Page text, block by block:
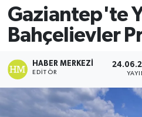
Gaziantep'te
Bahçelievler
HABER MERKEZI
EDITÖR
YAŞAM
Son Dakika Haberleri
Haber Arşivi